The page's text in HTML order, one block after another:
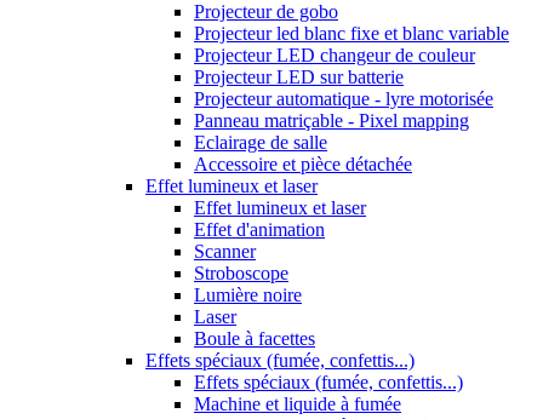
Projecteur de gobo
Projecteur led blanc fixe et blanc variable
Projecteur LED changeur de couleur
Projecteur LED sur batterie
Projecteur automatique - lyre motorisée
Panneau matriçable - Pixel mapping
Eclairage de salle
Accessoire et pièce détachée
Effet lumineux et laser
Effet lumineux et laser
Effet d'animation
Scanner
Stroboscope
Lumière noire
Laser
Boule à facettes
Effets spéciaux (fumée, confettis...)
Effets spéciaux (fumée, confettis...)
Machine et liquide à fumée